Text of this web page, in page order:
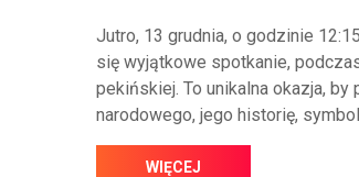
Jutro, 13 grudnia, o godzinie
się wyjątkowe spotkanie,
pekińskiej. To unikalna okazja,
narodowego, jego historię,
WIĘCEJ